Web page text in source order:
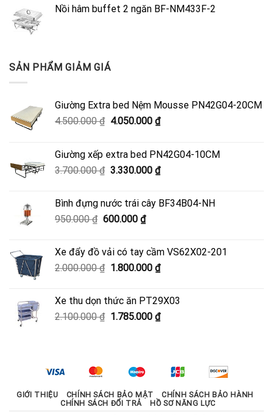
Nồi hâm buffet 2 ngăn BF-NM433F-2
SẢN PHẨM GIẢM GIÁ
Giường Extra bed Nệm Mousse PN42G04-20CM
4.500.000₫ Giá
4.500.000 ₫.
4.050.000 ₫Giá
là:
4.050.000 ₫.
Giường xếp extra bed PN42G04-10CM
3.700.000₫ Giá
3.700.000 ₫.
3.330.000 ₫Giá
là:
Bình đựng nước trái cây BF34B04-NH
950.000₫ Giá
950.000 ₫.
600.000 ₫Giá
là:
600.000 ₫.
Xe đẩy đồ vải có tay cầm VS62X02-201
2.000.000₫ Giá
2.000.000 ₫.
1.800.000 ₫Giá
là:
1.800.000 ₫.
Xe thu dọn thức ăn PT29X03
2.100.000₫ Giá
1.785.000 ₫Giá
1.785.000 ₫.
GIỚI THIỆU CHÍNH SÁCH BẢO MẬT
CHÍNH SÁCH BẢO HÀNH
CHÍNH SÁCH ĐỔI TRẢ
HỒ SƠ NĂNG LỰC